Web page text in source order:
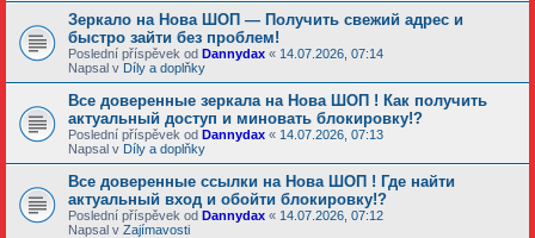
Зеркало на Нова ШОП — Получить свежий адрес и
быстро зайти без проблем!
Poslední příspěvek od Dannydax « 14.07.2026, 07:14
Napsal v Díly a doplňky
Все доверенные зеркала на Нова ШОП ! Как получить
актуальный доступ и миновать блокировку!?
Poslední příspěvek od Dannydax « 14.07.2026, 07:13
Napsal v Díly a doplňky
Все доверенные ссылки на Нова ШОП ! Где найти
актуальный вход и обойти блокировку!?
Poslední příspěvek od Dannydax « 14.07.2026, 07:12
Napsal v Zajímavosti